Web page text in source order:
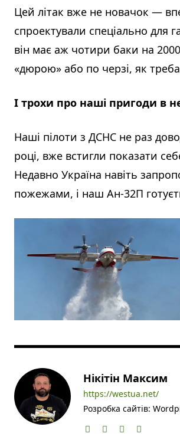
Цей літак вже не новачок —
спроектували спеціально для
він має аж чотири баки на
«дюрою» або по черзі, як
І трохи про наші пригоди в
Наші пілоти з ДСНС не раз
році, вже встигли показати
Недавно Україна навіть
пожежами, і наш Ан-32П
Нікітін Максим
https://westua.net/
Розробка сайтів: